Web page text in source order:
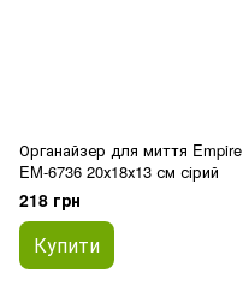
Органайзер для миття Empire
EM-6736 20х18х13 см сірий
218 грн
Купити